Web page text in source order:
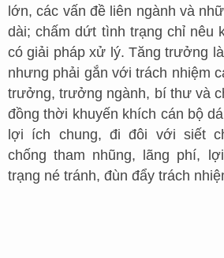
lớn, các vấn đề liên ngành và
dài; chấm dứt tình trạng chỉ nêu
có giải pháp xử lý. Tăng trưởng
nhưng phải gắn với trách nhiệm
trưởng, trưởng ngành, bí thư và
đồng thời khuyến khích cán bộ
lợi ích chung, đi đôi với siết
chống tham nhũng, lãng phí,
trạng né tránh, đùn đẩy trách